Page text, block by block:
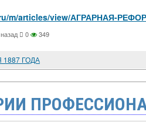
m/articles/view/АГРАРНАЯ-
0 349
ГОДА